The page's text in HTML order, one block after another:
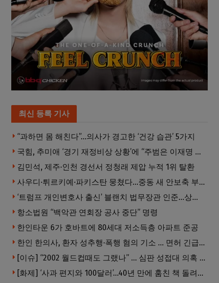
최신 등록 기사
“과하면 몸 해친다”…의사가 경고한 ‘건강 습관’ 5가지
국힘, 추미애 ‘경기 재정비상 상황’에 “주범은 이재명 전 지사”
김민석, 제주·인천 경선서 정청래 제압 누적 1위 탈환
사우디·튀르키예·파키스탄 뭉쳤다…중동 새 안보축 부상하나
‘트럼프 개인변호사 출신’ 블랜치 법무장관 인준…상원 50대49 가결
항소법원 “백악관 연회장 공사 중단” 명령
한인타운 6가 호바트에 80세대 저소득층 아파트 준공
한인 한의사, 환자 성추행·폭행 혐의 기소 … 면허 긴급정지
[이슈] “2002 월드컵때도 그랬나” … 심판 성접대 의혹 해외로 일파만파, 4강 신화까지 불똥
[화제] ‘사과 편지와 100달러’…40년 만에 훔친 책 돌려준 절도범